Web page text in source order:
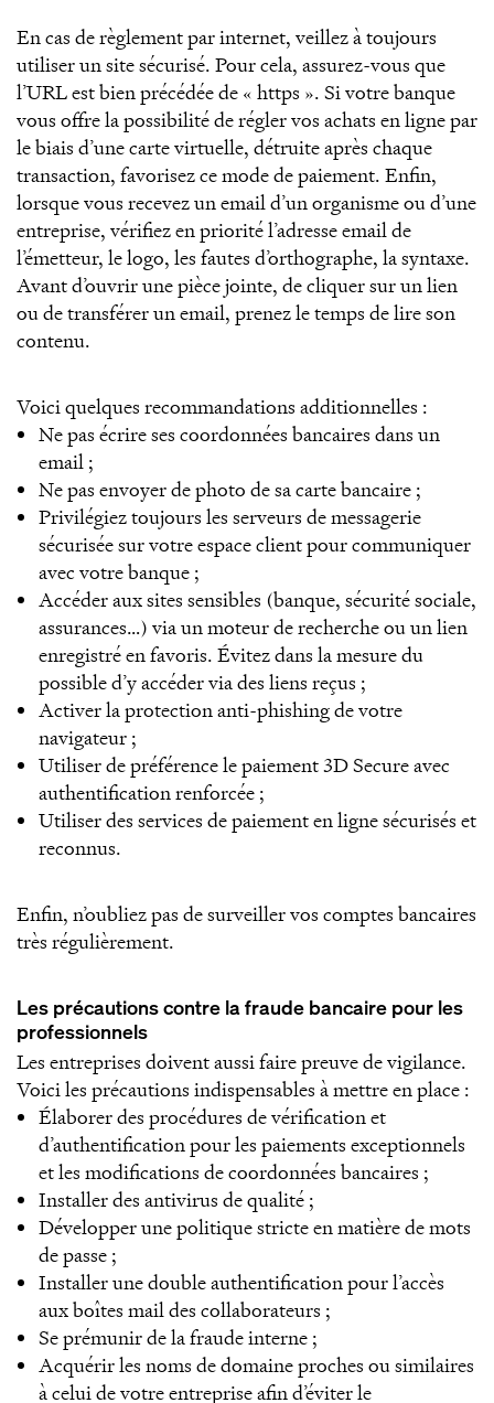
En cas de règlement par internet, veillez à toujours
utiliser un site sécurisé. Pour cela, assurez-vous que
l’URL est bien précédée de « https ». Si votre banque
vous offre la possibilité de régler vos achats en ligne par
le biais d’une carte virtuelle, détruite après chaque
transaction, favorisez ce mode de paiement. Enfin,
lorsque vous recevez un email d’un organisme ou d’une
entreprise, vérifiez en priorité l’adresse email de
l’émetteur, le logo, les fautes d’orthographe, la syntaxe.
Avant d’ouvrir une pièce jointe, de cliquer sur un lien
ou de transférer un email, prenez le temps de lire son
contenu.
Voici quelques recommandations additionnelles :
Ne pas écrire ses coordonnées bancaires dans un
email ;
Ne pas envoyer de photo de sa carte bancaire ;
Privilégiez toujours les serveurs de messagerie
sécurisée sur votre espace client pour communiquer
avec votre banque ;
Accéder aux sites sensibles (banque, sécurité sociale,
assurances…) via un moteur de recherche ou un lien
enregistré en favoris. Évitez dans la mesure du
possible d’y accéder via des liens reçus ;
Activer la protection anti-phishing de votre
navigateur ;
Utiliser de préférence le paiement 3D Secure avec
authentification renforcée ;
Utiliser des services de paiement en ligne sécurisés et
reconnus.
Enfin, n’oubliez pas de surveiller vos comptes bancaires
très régulièrement.
Les précautions contre la fraude bancaire pour les
professionnels
Les entreprises doivent aussi faire preuve de vigilance.
Voici les précautions indispensables à mettre en place :
Élaborer des procédures de vérification et
d’authentification pour les paiements exceptionnels
et les modifications de coordonnées bancaires ;
Installer des antivirus de qualité ;
Développer une politique stricte en matière de mots
de passe ;
Installer une double authentification pour l’accès
aux boîtes mail des collaborateurs ;
Se prémunir de la fraude interne ;
Acquérir les noms de domaine proches ou similaires
à celui de votre entreprise afin d’éviter le